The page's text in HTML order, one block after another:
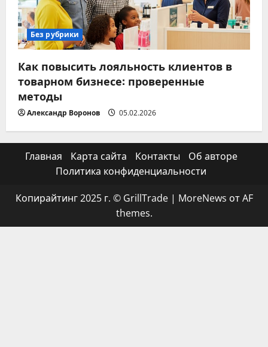
Без рубрики
Как повысить лояльность клиентов в
товарном бизнесе: проверенные
методы
Александр Воронов 05.02.2026
Главная Карта сайта Контакты
Об авторе
Политика конфиденциальности
Копирайтинг 2025 г. © GrillTrade | MoreNews от AF
themes.